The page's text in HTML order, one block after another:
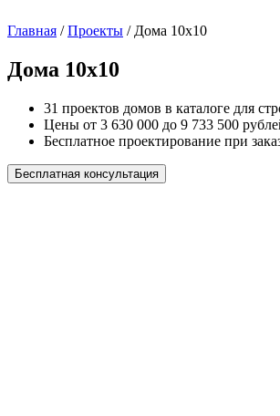
Главная /Проекты / Дома 10х10
Дома 10х10
31 проектов домов в каталоге для
Цены от 3 630 000 до 9 733 500
Бесплатное проектирование при
Бесплатная консультация